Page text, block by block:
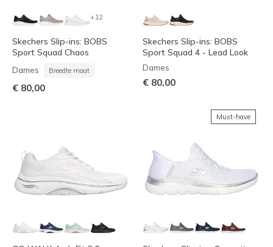
+12
Skechers Slip-ins: BOBS
Sport Squad Chaos
Dames Breedte maat
€ 80,00
Skechers Slip-ins: BOBS
Sport Squad 4 - Lead Look
Dames
€ 80,00
Must-have